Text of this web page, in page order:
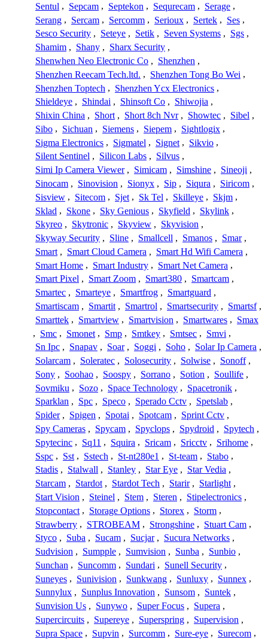
Sentul , Sepcam , Septekon , Sequrecam , Serage ,
Serang , Sercam , Sercomm , Serioux , Sertek , Ses ,
Sesco Security , Seteye , Setik , Seven Systems , Sgs ,
Shamim , Shany , Sharx Security ,
Shenwhen Neo Electronic Co , Shenzhen ,
Shenzhen Reecam Tech.ltd. , Shenzhen Tong Bo Wei ,
Shenzhen Toptech , Shenzhen Ycx Electronics ,
Shieldeye , Shindai , Shinsoft Co , Shiwojia ,
Shixin China , Short , Short 8ch Nvr , Showtec , Sibel ,
Sibo , Sichuan , Siemens , Siepem , Sightlogix ,
Sigma Electronics , Sigmatel , Signet , Sikvio ,
Silent Sentinel , Silicon Labs , Silvus ,
Simi Ip Camera Viewer , Simicam , Simshine , Sineoji ,
Sinocam , Sinovision , Sionyx , Sip , Siqura , Siricom ,
Sisview , Sitecom , Sjet , Sk Tel , Skilleye , Skjm ,
Sklad , Skone , Sky Genious , Skyfield , Skylink ,
Skyreo , Skytronic , Skyview , Skyvision ,
Skyway Security , Sline , Smallcell , Smanos , Smar ,
Smart , Smart Cloud Camera , Smart Hd Wifi Camera ,
Smart Home , Smart Industry , Smart Net Camera ,
Smart Pixel , Smart Zoom , Smart380 , Smartcam ,
Smartec , Smarteye , Smartfrog , Smartguard ,
Smartiscam , Smartit , Smartrol , Smartsecurity , Smartsf ,
Smarttek , Smartview , Smartvision , Smartwares , Smax
, Smc , Smonet , Smp , Smtkey , Smtsec , Smvi ,
Sn Ipc , Snapav , Soar , Soggi , Soho , Solar Ip Camera ,
Solarcam , Soleratec , Solosecurity , Solwise , Sonoff ,
Sony , Soohao , Soospy , Sorrano , Sotion , Soullife ,
Sovmiku , Sozo , Space Technology , Spacetronik ,
Sparklan , Spc , Speco , Sperado Cctv , Spetslab ,
Spider , Spigen , Spotai , Spotcam , Sprint Cctv ,
Spy Cameras , Spycam , Spyclops , Spydroid , Spytech ,
Spytecinc , Sq11 , Squira , Sricam , Sricctv , Srihome ,
Sspc , Sst , Sstech , St-nt280e1 , St-team , Stabo ,
Stadis , Stalwall , Stanley , Star Eye , Star Vedia ,
Starcam , Stardot , Stardot Tech , Starir , Starlight ,
Start Vision , Steinel , Stem , Steren , Stipelectronics ,
Stopcontact , Storage Options , Storex , Storm ,
Strawberry , STROBEAM , Strongshine , Stuart Cam ,
Styco , Suba , Sucam , Sucjar , Sucura Networks ,
Sudvision , Sumpple , Sumvision , Sunba , Sunbio ,
Sunchan , Suncomm , Sundari , Sunell Security ,
Suneyes , Sunivision , Sunkwang , Sunluxy , Sunnex ,
Sunnylux , Sunplus Innovation , Sunsom , Suntek ,
Sunvision Us , Sunywo , Super Focus , Supera ,
Supercircuits , Supereye , Superspring , Supervision ,
Supra Space , Supvin , Surcomm , Sure-eye , Surecom ,